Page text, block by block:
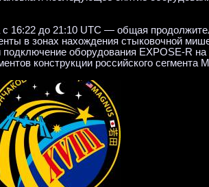
с 16:22 до 21:10 UTC — общая
в зонах нахождения стыковочной
оборудования EXPOSE-R
конструкции российского